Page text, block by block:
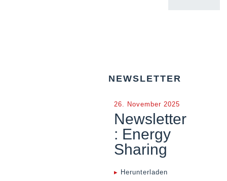
NEWSLETTER
26. November 2025
Newsletter
: Energy
Sharing
▸ Herunterladen